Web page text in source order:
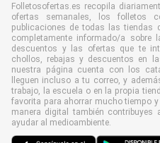
Folletosofertas.es recopila
ofertas semanales, los folletos
publicaciones de todas las tiendas
completamente informado/a
descuentos y las ofertas que te
chollos, rebajas y descuentos en
nuestra página cuenta con los
lleguen incluso a tu correo, y
trabajo, la escuela o en la propia
favorita para ahorrar mucho tiempo
manera digital también
ayudar al medioambiente.